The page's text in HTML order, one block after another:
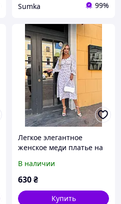
Sumka 99%
Легкое элегантное
женское меди платье на
ткани 42-44, 46-48
В наличии
630₴
Купить